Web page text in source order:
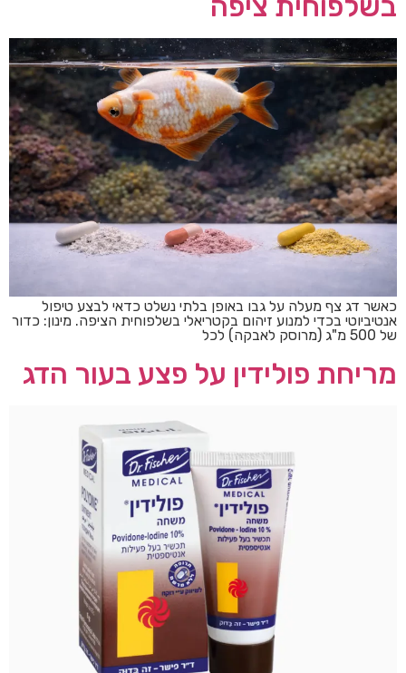
כאשר דג צף מעלה על גבו באופן בלתי נשלט כדאי לבצע טיפול
אנטיביוטי בכדי למנוע זיהום בקטריאלי בשלפוחית הציפה. מינון: כדור
של 500 מ"ג (מרוסק לאבקה) לכל
מריחת פולידין על פצע בעור הדג